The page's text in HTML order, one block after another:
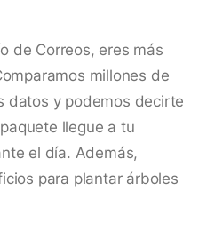
de Correos, eres más
millones de
datos y podemos decirte
llegue a tu
el día. Además,
para plantar árboles